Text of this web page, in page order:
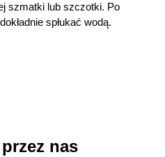
szmatki lub szczotki. Po
spłukać wodą.
nas